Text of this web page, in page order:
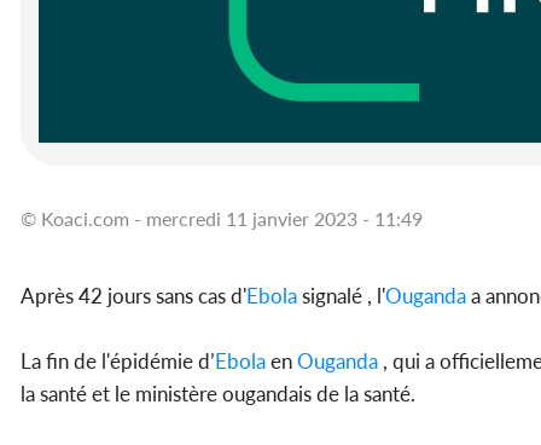
© Koaci.com - mercredi 11 janvier 2023 - 11:49
Après 42 jours sans cas d'Ebolasignalé , l'Ougandaa
La fin de l'épidémie d’EbolaenOuganda , qui a
la santé et le ministère ougandais de la santé.